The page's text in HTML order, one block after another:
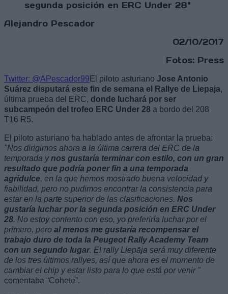
Alejandro Pescador
02/10/2017
Fotos: Press
Twitter: @APescador99 El piloto asturiano Jose Antonio
Suárez disputará este fin de semana el Rallye de Liepaja,
última prueba del ERC, donde luchará por ser
subcampeón del trofeo ERC Under 28 a bordo del 208
T16 R5.
El piloto asturiano ha hablado antes de afrontar la prueba:
"Nos dirigimos ahora a la última carrera del ERC de la
temporada ynos gustaría terminar con estilo, con un gran
resultado que podría poner fin a una temporada
agridulce, en la que hemos mostrado buena velocidad y
fiabilidad, pero no pudimos encontrar la consistencia para
estar en la parte superior de las clasificaciones. Nos
gustaría luchar por la segunda posición en ERC Under
28. No estoy contento con eso, yo preferiría luchar por el
primero, pero al menos me gustaría recompensar el
trabajo duro de toda la Peugeot Rally Academy Team
con un segundo lugar. El rally Liepāja será muy diferente
de los tres últimos rallyes, así que ahora es el momento de
cambiar el chip y estar listo para lo que está por venir "
comentaba “Cohete”.